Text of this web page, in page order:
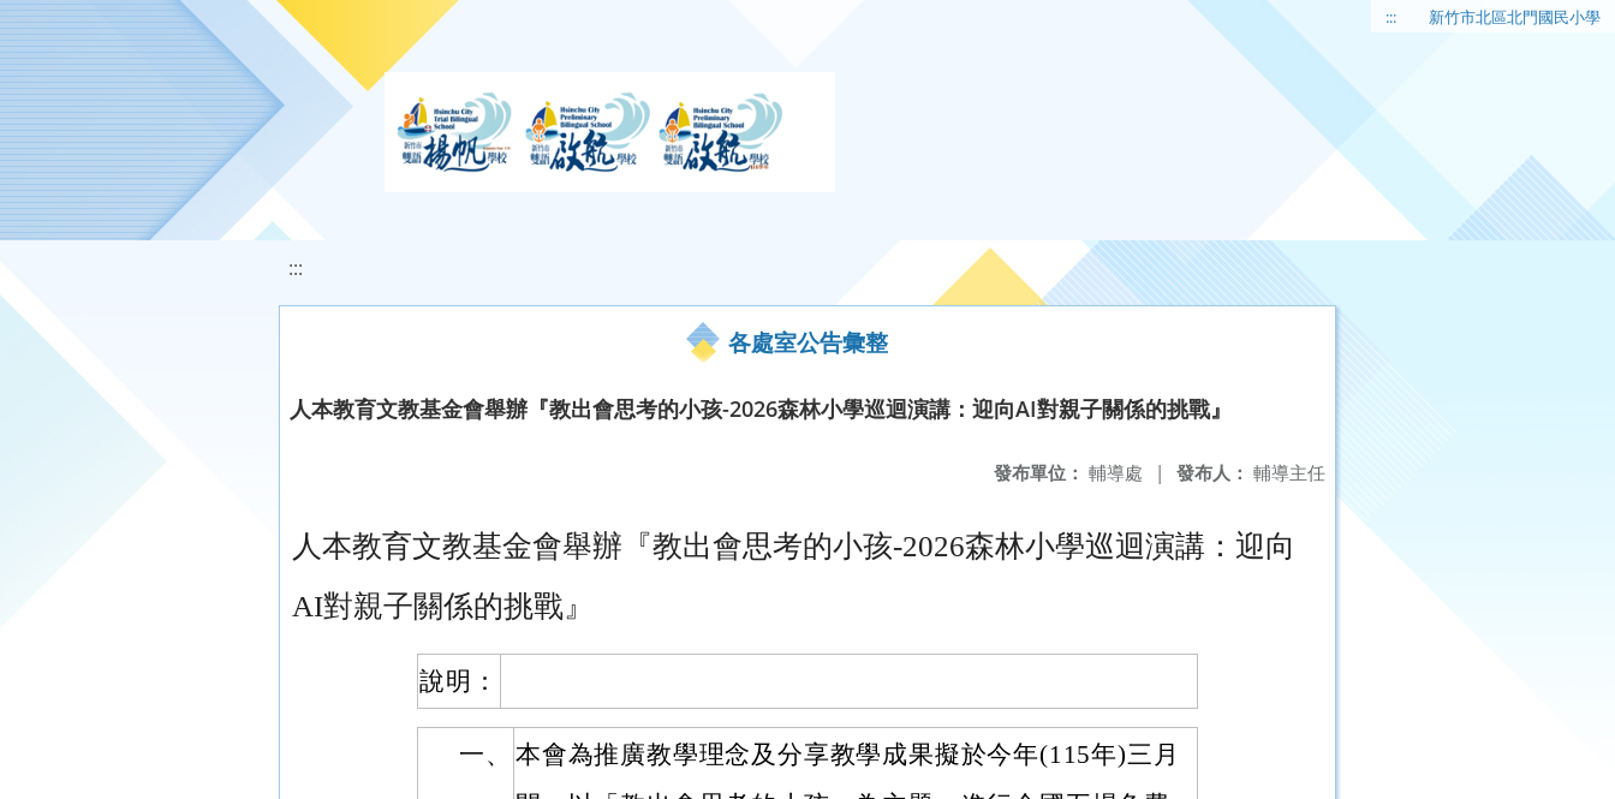
移至網頁之主要內容區位置 ::: 新竹市北區北門國民小學
:::
各處室公告彙整
人本教育文教基金會舉辦『教出會思考的小孩-2026森林小學巡迴演講：迎向AI對親子關係的挑戰』
發布人： 輔導主任
發布單位： 輔導處 |
人本教育文教基金會舉辦『教出會思考的小孩-2026森林小學巡迴演講：迎向
AI對親子關係的挑戰』
說明：
一、
本會為推廣教學理念及分享教學成果擬於今年(115年)三月